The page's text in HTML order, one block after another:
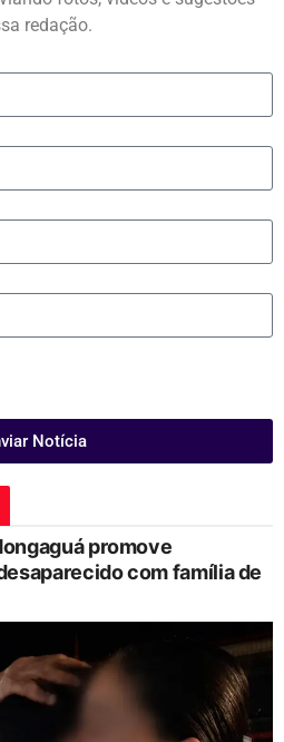
redação.
Notícia
promove
com família de